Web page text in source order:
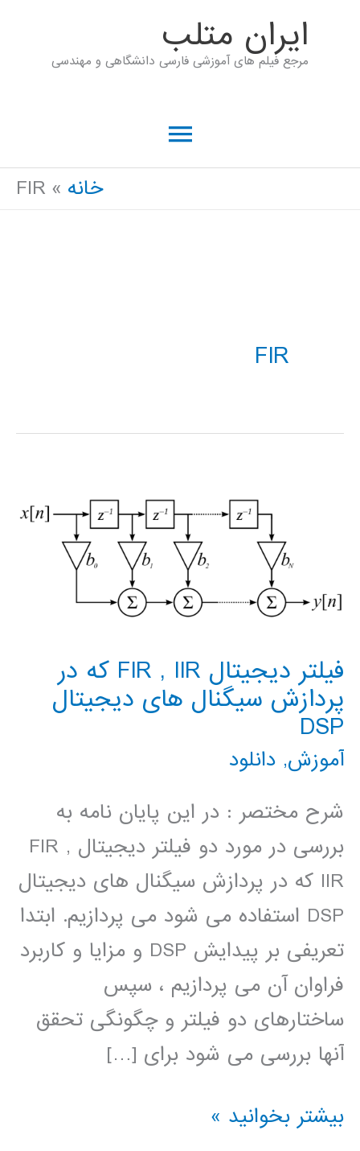
ايران متلب
مرجع فیلم های آموزشی فارسی دانشگاهی و مهندسی
فهرست
خانه FIR
FIR
فیلتر دیجیتال FIR , IIR که در
پردازش سیگنال های دیجیتال
DSP
آموزش, دانلود
شرح مختصر : در این پایان نامه به
بررسی در مورد دو فیلتر دیجیتال FIR ,
IIR که در پردازش سیگنال های دیجیتال
DSP استفاده می شود می پردازیم. ابتدا
تعریفی بر پیدایش DSP و مزایا و کاربرد
فراوان آن می پردازیم ، سپس
ساختارهای دو فیلتر و چگونگی تحقق
آنها بررسی می شود برای […]
فیلتر
بیشتر بخوانید »